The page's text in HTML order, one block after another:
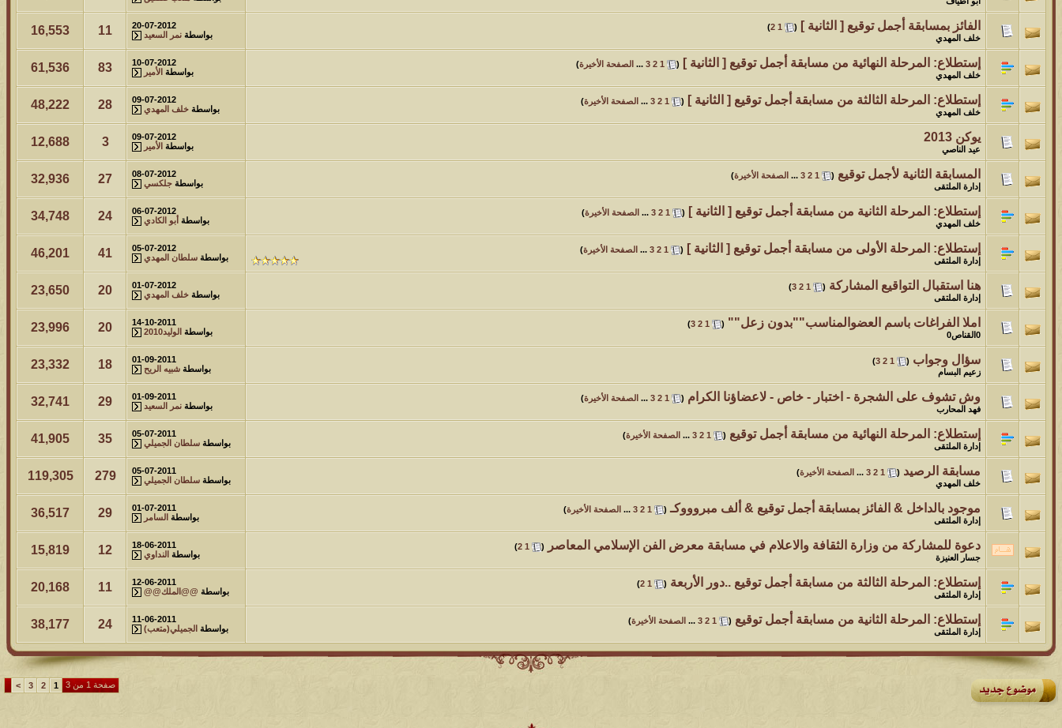
الفائز بمسابقة أجمل توقيع [ الثانية ] (
1
2
)
خلف المهدي
20-07-2012
بواسطة نمر السعيد 11
16,553
إستطلاع: المرحلة النهائية من مسابقة أجمل توقيع [ الثانية ] (
1
2
3
... الصفحة الأخيرة)
خلف المهدي
10-07-2012
بواسطة الأمير 83
61,536
إستطلاع: المرحلة الثالثة من مسابقة أجمل توقيع [ الثانية ] (
1
2
3
... الصفحة الأخيرة)
خلف المهدي
09-07-2012
بواسطة خلف المهدي 28
48,222
يوكن 2013
عيد الناصي
09-07-2012
بواسطة الأمير 3
12,688
المسابقة الثانية لأجمل توقيع (
1
2
3
... الصفحة الأخيرة)
إدارة الملتقى
08-07-2012
بواسطة جلكسي 27
32,936
إستطلاع: المرحلة الثانية من مسابقة أجمل توقيع [ الثانية ] (
1
2
3
... الصفحة الأخيرة)
خلف المهدي
06-07-2012
بواسطة أبو الكادي 24
34,748
إستطلاع: المرحلة الأولى من مسابقة أجمل توقيع [ الثانية ] (
1
2
3
... الصفحة الأخيرة)
إدارة الملتقى
05-07-2012
بواسطة سلطان المهدي 41
46,201
هنا استقبال التواقيع المشاركة (
1
2
3
)
إدارة الملتقى
01-07-2012
بواسطة خلف المهدي 20
23,650
املا الفراغات باسم العضوالمناسب""بدون زعل"" (
1
2
3
)
0القناص0
14-10-2011
بواسطة الوليد2010 20
23,996
سؤال وجواب (
1
2
3
)
زعيم البسام
01-09-2011
بواسطة شبيه الريح 18
23,332
وش تشوف على الشجرة - اختبار - خاص - لاعضاؤنا الكرام (
1
2
3
... الصفحة الأخيرة)
فهد المحارب
01-09-2011
بواسطة نمر السعيد 29
32,741
إستطلاع: المرحلة النهائية من مسابقة أجمل توقيع (
1
2
3
... الصفحة الأخيرة)
إدارة الملتقى
05-07-2011
بواسطة سلطان الجميلي 35
41,905
مسابقة الرصيد (
1
2
3
... الصفحة الأخيرة)
خلف المهدي
05-07-2011
بواسطة سلطان الجميلي 279
119,305
موجود بالداخل & الفائز بمسابقة أجمل توقيع & ألف مبروووكـ‏
(
1
2
3
... الصفحة الأخيرة)
إدارة الملتقى
01-07-2011
بواسطة السامر 29
36,517
دعوة للمشاركة من وزارة الثقافة والاعلام في مسابقة معرض الفن الإسلامي المعاصر (
1
2
)
جسار العنيزة
18-06-2011
بواسطة النداوي 12
15,819
إستطلاع: المرحلة الثالثة من مسابقة أجمل توقيع ..دور الأربعة (
1
2
)
إدارة الملتقى
12-06-2011
بواسطة @@الملك@@ 11
20,168
إستطلاع: المرحلة الثانية من مسابقة أجمل توقيع (
1
2
3
... الصفحة الأخيرة)
إدارة الملتقى
11-06-2011
بواسطة الجميلي(متعب) 24
38,177
صفحة 1 من 3 1
2
3
>